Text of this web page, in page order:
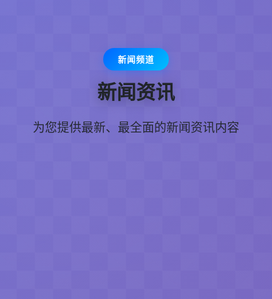
新闻频道
新闻资讯
为您提供最新、最全面的新闻资讯内容